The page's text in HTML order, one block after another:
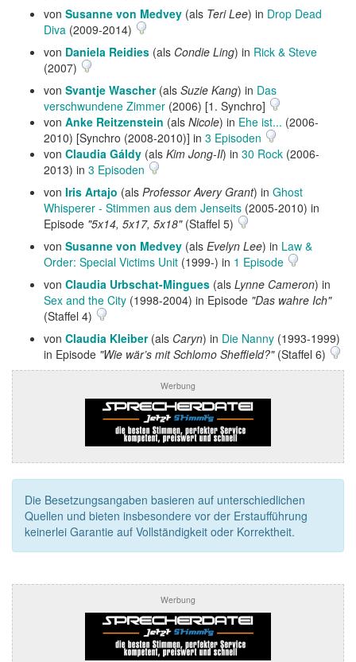
von Susanne von Medvey (als Teri Lee) in Drop Dead
Diva (2009-2014)
von Daniela Reidies (als Condie Ling) in Rick & Steve
(2007)
von Svantje Wascher(als Suzie Kang) in Das
verschwundene Zimmer (2006) [1. Synchro]
von Anke Reitzenstein (als Nicole) in Ehe ist... (2006-
2010) [Synchro (2008-2010)] in 3 Episoden
von Claudia Gáldy (als Kim Jong-Il) in 30 Rock (2006-
2013) in 3 Episoden
von Iris Artajo (als Professor Avery Grant) in Ghost
Whisperer - Stimmen aus dem Jenseits (2005-2010) in
Episode "5x14, 5x17, 5x18"(Staffel 5)
von Susanne von Medvey (als Evelyn Lee) in Law &
Order: Special Victims Unit (1999-) in 1 Episode
von Claudia Urbschat-Mingues (als Lynne Cameron) in
Sex and the City (1998-2004) in Episode "Das wahre Ich"
(Staffel 4)
von Claudia Kleiber(als Caryn) in Die Nanny (1993-1999)
in Episode "Wie wär’s mit Schlomo Sheffield?"(Staffel 6)
Werbung
Die Besetzungsangaben basieren auf unterschiedlichen
Quellen und bieten insbesondere vor der Erstaufführung
keinerlei Garantie auf Vollständigkeit oder Korrektheit.
Werbung